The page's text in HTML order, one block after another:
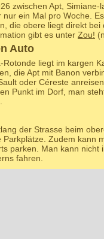
zwischen Apt, Simiane-
nur ein Mal pro Woche.
die obere liegt direkt
gibt es unter Zou!
Auto
Rotonde liegt im kargen
die Apt mit Banon
oder Céreste
Punkt im Dorf, man
der Strasse beim
Parkplätze. Zudem kann
parken. Man kann nicht
fahren.